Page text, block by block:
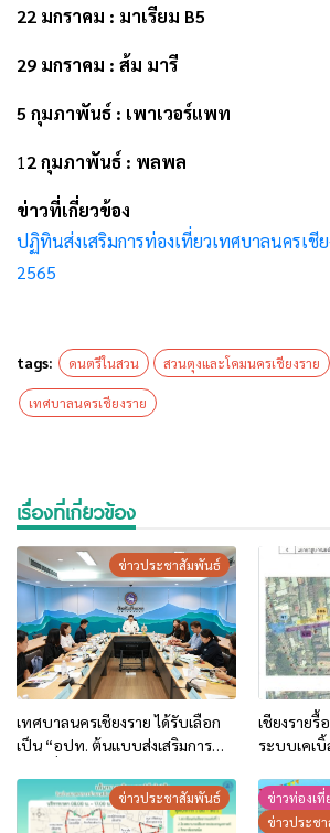
22 มกราคม : มาเรียม B5
29 มกราคม : ส้ม มารี
5 กุมภาพันธ์ : เพาเวอร์แพท
1 2 กุมภาพันธ์ : พลพล
ข่าวที่เกี่ยวข้อง
ปฏิทินส่งเสริมการท่องเที่ยวเทศบาลนครเชี
2565
tags: ดนตรีในสวน สวนตุงและโคมนครเชียงราย
เทศบาลนครเชียงราย
เรื่องที่เกี่ยวข้อง
ข่าวประชาสัมพันธ์
เทศบาลนครเชียงราย ได้รับเลือก
เป็น “อปท. ต้นแบบส่งเสริมการ
ประจำปี 2569!
เชียงราย
ระบบเคเ
ถนนธนาลัย
ข่าวประชาสัมพันธ์
ข่าวท่องเที่
ข่าวประช